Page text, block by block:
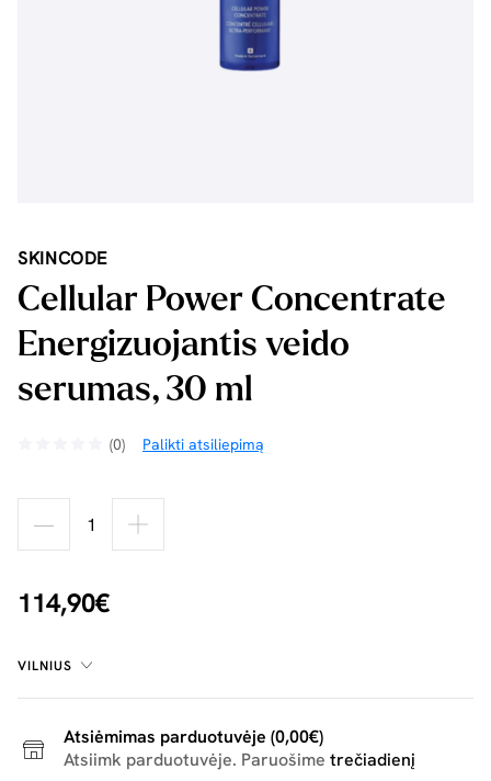
SKINCODE
Cellular Power Concentrate
Energizuojantis veido
serumas, 30 ml
(0) Palikti atsiliepimą
114,90€
VILNIUS
Atsiėmimas parduotuvėje (0,00€)
Atsiimk parduotuvėje. Paruošime trečiadienį